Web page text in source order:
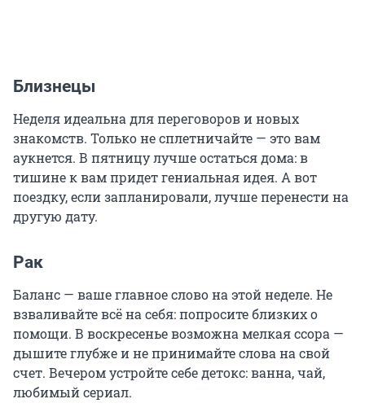
Близнецы
Неделя идеальна для переговоров и новых
знакомств. Только не сплетничайте — это вам
аукнется. В пятницу лучше остаться дома: в
тишине к вам придет гениальная идея. А вот
поездку, если запланировали, лучше перенести на
другую дату.
Рак
Баланс — ваше главное слово на этой неделе. Не
взваливайте всё на себя: попросите близких о
помощи. В воскресенье возможна мелкая ссора —
дышите глубже и не принимайте слова на свой
счет. Вечером устройте себе детокс: ванна, чай,
любимый сериал.